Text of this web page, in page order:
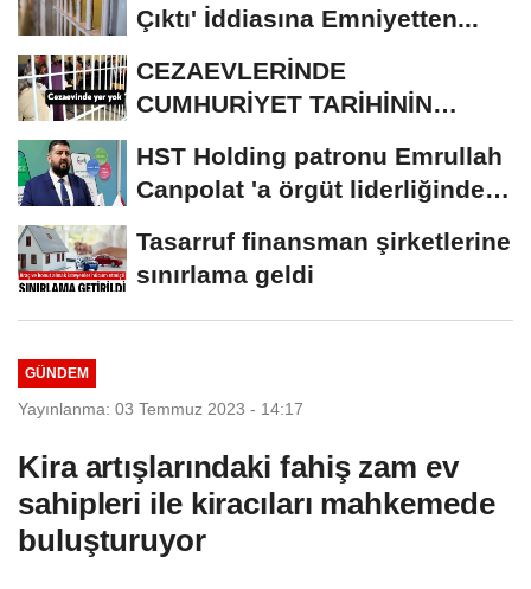
Çıktı' İddiasına Emniyetten...
CEZAEVLERİNDE
CUMHURİYET TARİHİNİN
KİŞİ...
HST Holding patronu Emrullah
Canpolat 'a örgüt liderliğinden
Tasarruf finansman şirketlerine
sınırlama geldi
GÜNDEM
Yayınlanma: 03 Temmuz 2023 - 14:17
Kira artışlarındaki fahiş zam ev
sahipleri ile kiracıları mahkemede
buluşturuyor